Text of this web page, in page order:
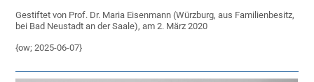
Gestiftet von Prof. Dr. Maria Eisenmann (Würzburg, aus Familienbesitz,
bei Bad Neustadt an der Saale), am 2. März 2020
{ow; 2025-06-07}